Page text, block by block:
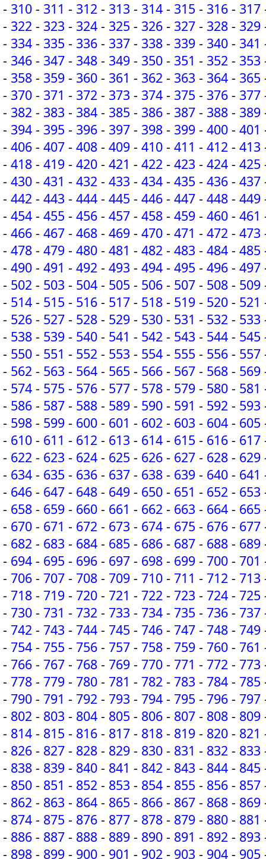
- 310 - 311 - 312 - 313 - 314 - 315 - 316 - 317
- 322 - 323 - 324 - 325 - 326 - 327 - 328 - 329
- 334 - 335 - 336 - 337 - 338 - 339 - 340 - 341
- 346 - 347 - 348 - 349 - 350 - 351 - 352 - 353
- 358 - 359 - 360 - 361 - 362 - 363 - 364 - 365
- 370 - 371 - 372 - 373 - 374 - 375 - 376 - 377
- 382 - 383 - 384 - 385 - 386 - 387 - 388 - 389
- 394 - 395 - 396 - 397 - 398 - 399 - 400 - 401
- 406 - 407 - 408 - 409 - 410 - 411 - 412 - 413
- 418 - 419 - 420 - 421 - 422 - 423 - 424 - 425
- 430 - 431 - 432 - 433 - 434 - 435 - 436 - 437
- 442 - 443 - 444 - 445 - 446 - 447 - 448 - 449
- 454 - 455 - 456 - 457 - 458 - 459 - 460 - 461
- 466 - 467 - 468 - 469 - 470 - 471 - 472 - 473
- 478 - 479 - 480 - 481 - 482 - 483 - 484 - 485
- 490 - 491 - 492 - 493 - 494 - 495 - 496 - 497
- 502 - 503 - 504 - 505 - 506 - 507 - 508 - 509
- 514 - 515 - 516 - 517 - 518 - 519 - 520 - 521
- 526 - 527 - 528 - 529 - 530 - 531 - 532 - 533
- 538 - 539 - 540 - 541 - 542 - 543 - 544 - 545
- 550 - 551 - 552 - 553 - 554 - 555 - 556 - 557
- 562 - 563 - 564 - 565 - 566 - 567 - 568 - 569
- 574 - 575 - 576 - 577 - 578 - 579 - 580 - 581
- 586 - 587 - 588 - 589 - 590 - 591 - 592 - 593
- 598 - 599 - 600 - 601 - 602 - 603 - 604 - 605
- 610 - 611 - 612 - 613 - 614 - 615 - 616 - 617
- 622 - 623 - 624 - 625 - 626 - 627 - 628 - 629
- 634 - 635 - 636 - 637 - 638 - 639 - 640 - 641
- 646 - 647 - 648 - 649 - 650 - 651 - 652 - 653
- 658 - 659 - 660 - 661 - 662 - 663 - 664 - 665
- 670 - 671 - 672 - 673 - 674 - 675 - 676 - 677
- 682 - 683 - 684 - 685 - 686 - 687 - 688 - 689
- 694 - 695 - 696 - 697 - 698 - 699 - 700 - 701
- 706 - 707 - 708 - 709 - 710 - 711 - 712 - 713
- 718 - 719 - 720 - 721 - 722 - 723 - 724 - 725
- 730 - 731 - 732 - 733 - 734 - 735 - 736 - 737
- 742 - 743 - 744 - 745 - 746 - 747 - 748 - 749
- 754 - 755 - 756 - 757 - 758 - 759 - 760 - 761
- 766 - 767 - 768 - 769 - 770 - 771 - 772 - 773
- 778 - 779 - 780 - 781 - 782 - 783 - 784 - 785
- 790 - 791 - 792 - 793 - 794 - 795 - 796 - 797
- 802 - 803 - 804 - 805 - 806 - 807 - 808 - 809
- 814 - 815 - 816 - 817 - 818 - 819 - 820 - 821
- 826 - 827 - 828 - 829 - 830 - 831 - 832 - 833
- 838 - 839 - 840 - 841 - 842 - 843 - 844 - 845
- 850 - 851 - 852 - 853 - 854 - 855 - 856 - 857
- 862 - 863 - 864 - 865 - 866 - 867 - 868 - 869
- 874 - 875 - 876 - 877 - 878 - 879 - 880 - 881
- 886 - 887 - 888 - 889 - 890 - 891 - 892 - 893
- 898 - 899 - 900 - 901 - 902 - 903 - 904 - 905